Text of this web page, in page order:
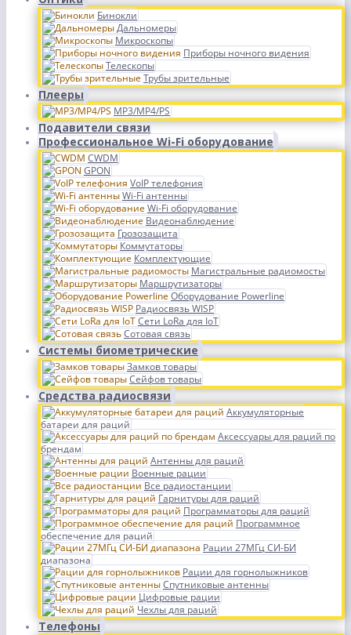
Бинокли
Дальномеры
Микроскопы
Приборы ночного видения
Телескопы
Трубы зрительные
Плееры
MP3/MP4/PS
Подавители связи
Профессиональное Wi-Fi оборудование
CWDM
GPON
VoIP телефония
Wi-Fi антенны
Wi-Fi оборудование
Видеонаблюдение
Грозозащита
Коммутаторы
Комплектующие
Магистральные радиомосты
Маршрутизаторы
Оборудование Powerline
Радиосвязь WISP
Сети LoRa для IoT
Сотовая связь
Системы биометрические
Замков товары
Сейфов товары
Средства радиосвязи
Аккумуляторные
батареи для раций
Аксессуары для раций по
брендам
Антенны для раций
Военные рации
Все радиостанции
Гарнитуры для раций
Программаторы для раций
Программное
обеспечение для раций
Рации 27МГц СИ-БИ
диапазона
Рации для горнолыжников
Спутниковые антенны
Цифровые рации
Чехлы для раций
Телефоны